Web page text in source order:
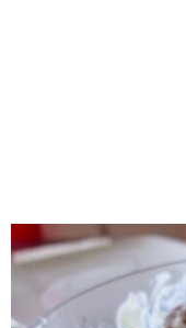
RECOMENDADOS